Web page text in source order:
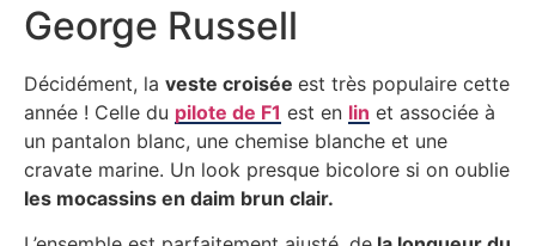
George Russell
Décidément, la veste croisée est très populaire cette
année ! Celle du pilote de F1 est en lin et associée à
un pantalon blanc, une chemise blanche et une
cravate marine. Un look presque bicolore si on oublie
les mocassins en daim brun clair.